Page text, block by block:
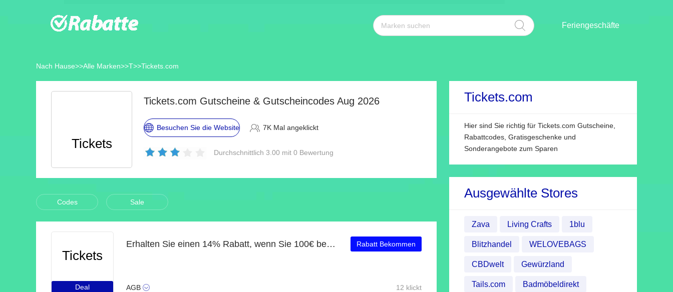
Feriengeschäfte
Nach Hause>>Alle Marken>>T>>Tickets.com
Tickets
Tickets.com Gutscheine & Gutscheincodes Aug 2026
Besuchen Sie die Website 7K Mal angeklickt
Durchschnittlich 3.00 mit 0 Bewertung
Codes Sale
Tickets
Deal
Erhalten Sie einen 14% Rabatt, wenn Sie 100€ bei Tickets.com ausgeben
AGB
Rabatt Bekommen
12 klickt
Tickets.com
Hier sind Sie richtig für Tickets.com Gutscheine,
Rabattcodes, Gratisgeschenke und
Sonderangebote zum Sparen
Ausgewählte Stores
Zava Living Crafts 1blu
Blitzhandel WELOVEBAGS
CBDwelt Gewürzland
Tails.com Badmöbeldirekt